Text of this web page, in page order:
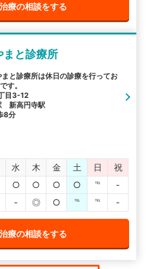
療の相談をする
まと診療所
と診療所は休日の診療を行ってお
す。
目3-12
新高円寺駅
8分
水 木 金 土 日
祝
○ ○ ○ ○ ℡
-
- ◎ ○ ℡ ℡ -
療の相談をする